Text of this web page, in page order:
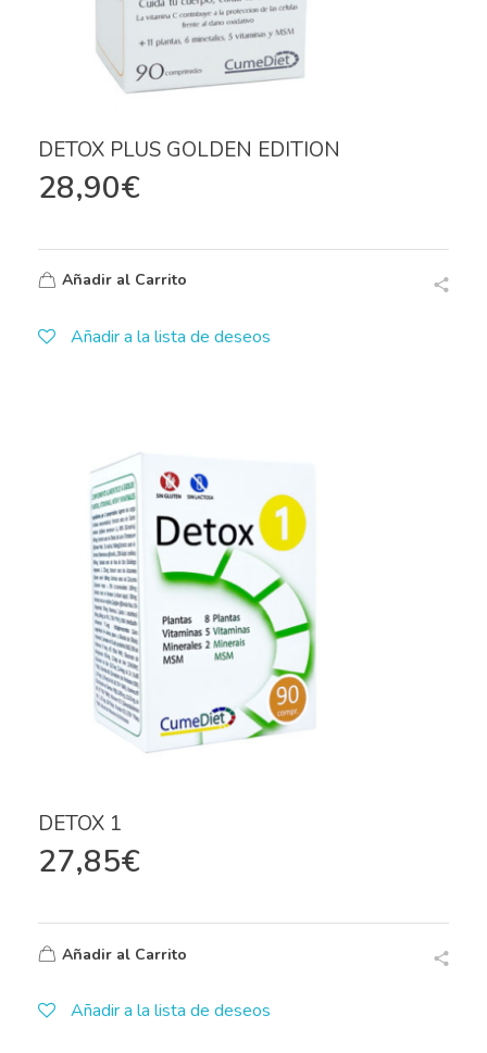
DETOX PLUS GOLDEN EDITION
28,90€
Añadir al Carrito
Añadir a la lista de deseos
DETOX 1
27,85€
Añadir al Carrito
Añadir a la lista de deseos